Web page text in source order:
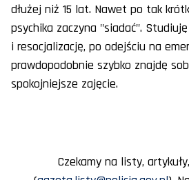
dłużej niż 15 lat. Nawet po tak
psychika zaczyna "siadać".
i resocjalizację, po odejściu na
prawdopodobnie szybko znajdę
spokojniejsze zajęcie.
Czekamy na listy,